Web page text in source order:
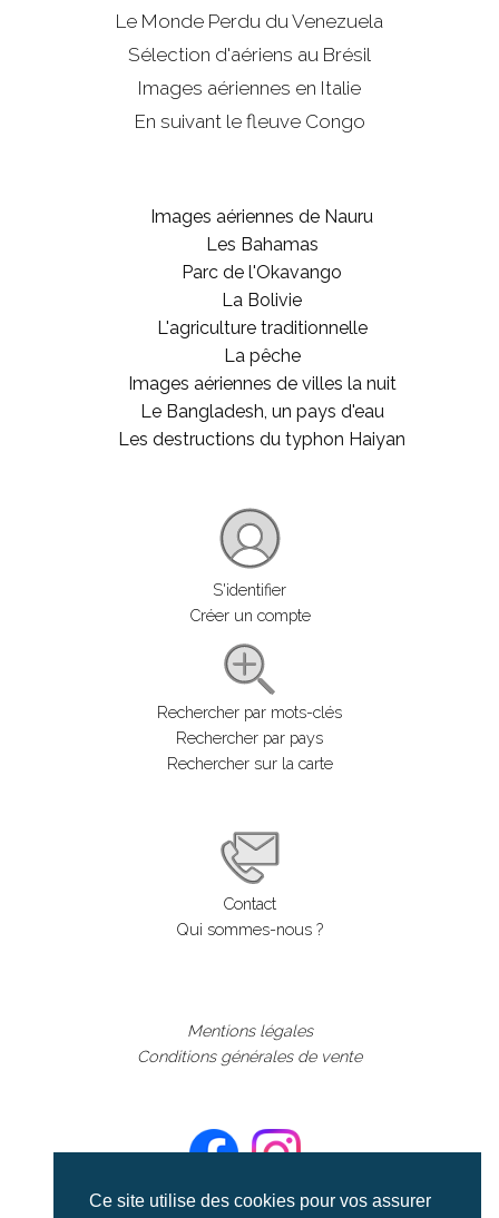
Ce site utilise des cookies pour vos assurer
Le Monde Perdu du Venezuela
Sélection d'aériens au Brésil
Images aériennes en Italie
En suivant le fleuve Congo
Images aériennes de Nauru
Les Bahamas
Parc de l'Okavango
La Bolivie
L'agriculture traditionnelle
La pêche
Images aériennes de villes la nuit
Le Bangladesh, un pays d'eau
Les destructions du typhon Haiyan
S'identifier
Créer un compte
Rechercher par mots-clés
Rechercher par pays
Rechercher sur la carte
Contact
Qui sommes-nous ?
Mentions légales
Conditions générales de vente